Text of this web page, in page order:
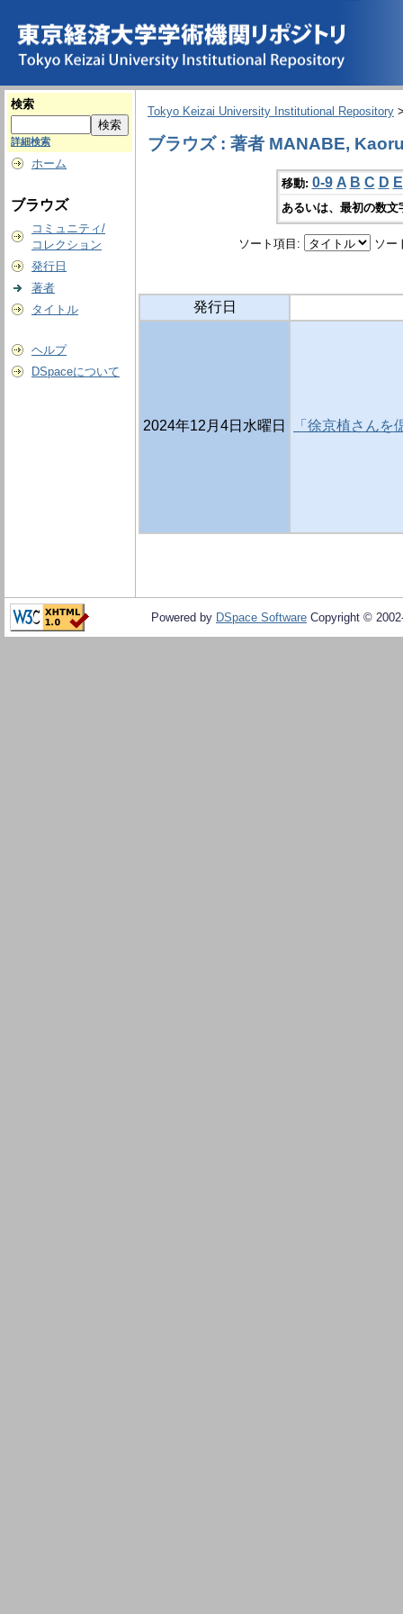
検索
詳細検索
ホーム
ブラウズ
コミュニティ/
コレクション
発行日
著者
タイトル
ヘルプ
DSpaceについて
Tokyo Keizai University Institutional Repository
ブラウズ : 著者 MANABE,
移動: 0-9 A B C D E
あるいは、最初の数
ソート項目: ソー
発行日
2024年12月4日水曜日 「徐京植さんを
Powered by DSpace Software Copyright ©